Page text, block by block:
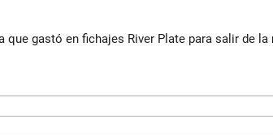
que gastó en fichajes River Plate para salir de la